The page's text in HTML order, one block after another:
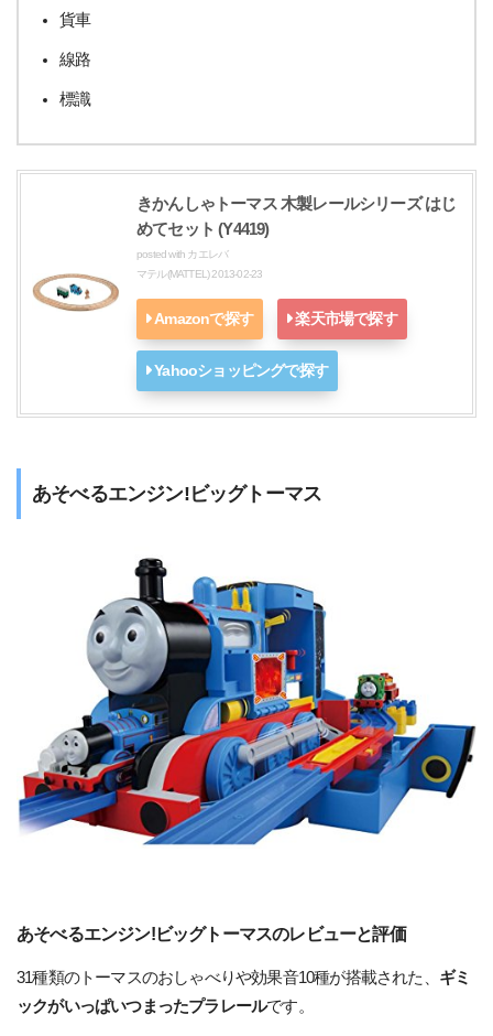
貨車
線路
標識
きかんしゃトーマス 木製レールシリーズ はじ
めてセット (Y4419)
posted with カエレバ
マテル(MATTEL) 2013-02-23
Amazonで探す 楽天市場で探す
Yahooショッピングで探す
あそべるエンジン!ビッグトーマス
あそべるエンジン!ビッグトーマスのレビューと評価
31種類のトーマスのおしゃべりや効果音10種が搭載された、 ギミ
ックがいっぱいつまったプラレールです。